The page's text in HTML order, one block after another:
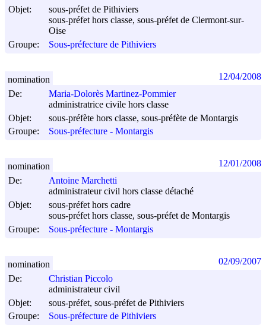
Objet:
sous-préfet de Pithiviers
sous-préfet hors classe, sous-préfet de Clermont-sur-
Oise
Groupe:
Sous-préfecture de Pithiviers
De:
Maria-Dolorès Martinez-Pommier
administratrice civile hors classe
Objet:
sous-préfète hors classe, sous-préfète de Montargis
Groupe:
Sous-préfecture - Montargis
nomination 12/04/2008
De:
Antoine Marchetti
administrateur civil hors classe détaché
Objet:
sous-préfet hors cadre
sous-préfet hors classe, sous-préfet de Montargis
Groupe:
Sous-préfecture - Montargis
nomination 12/01/2008
De:
Christian Piccolo
administrateur civil
Objet:
sous-préfet, sous-préfet de Pithiviers
Groupe:
Sous-préfecture de Pithiviers
nomination 02/09/2007